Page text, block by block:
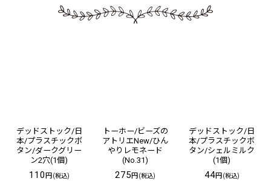
デッドストック/日
本/プラスチックボ
タン/ダークグリー
ン2穴(1個)
110円(税込)
トーホー/ビーズの
アトリエNew/ひん
やりレモネード
(No.31)
275円(税込)
デッドストック/日
本/プラスチックボ
タン/シェルミルク
(1個)
44円(税込)